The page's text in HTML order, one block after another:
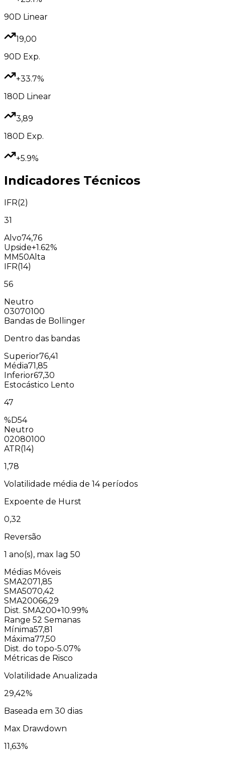
90D Linear
19,00
90D Exp.
+33.7%
180D Linear
3,89
180D Exp.
+5.9%
Indicadores Técnicos
IFR(2)
31
Alvo74,76
Upside+1.62%
MM50Alta
IFR(14)
56
Neutro
03070100
Bandas de Bollinger
Dentro das bandas
Superior76,41
Média71,85
Inferior67,30
Estocástico Lento
47
%D54
Neutro
02080100
ATR(14)
1,78
Volatilidade média de 14 períodos
Expoente de Hurst
0,32
Reversão
1 ano(s), max lag 50
Médias Móveis
SMA2071,85
SMA5070,42
SMA20066,29
Dist. SMA200+10.99%
Range 52 Semanas
Mínima57,81
Máxima77,50
Dist. do topo-5.07%
Métricas de Risco
Volatilidade Anualizada
29,42%
Baseada em 30 dias
Max Drawdown
11,63%